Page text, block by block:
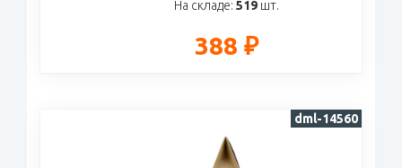
На складе: 519шт.
388 ₽
dml-14560